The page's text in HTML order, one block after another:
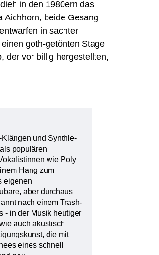
in den 1980ern das
Aichhorn, beide Gesang
in sachter
goth-getönten Stage
der vor billig hergestellten,
und Synthie-
populären
wie Poly
Hang zum
eigenen
aber durchaus
nach einem Trash-
- in der Musik heutiger
auch akustisch
die mit
eines schnell